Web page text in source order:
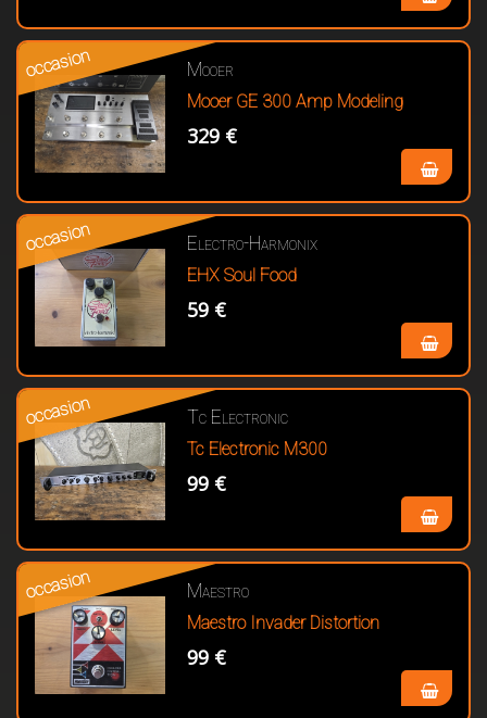
occasion Mooer
Mooer GE 300 Amp Modeling
329 €
occasion Electro-Harmonix
EHX Soul Food
59 €
occasion Tc Electronic
Tc Electronic M300
99 €
occasion Maestro
Maestro Invader Distortion
99 €